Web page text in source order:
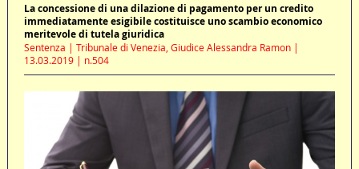
La concessione di una dilazione di pagamento per un credito
immediatamente esigibile costituisce uno scambio economico
meritevole di tutela giuridica
Sentenza | Tribunale di Venezia, Giudice Alessandra Ramon |
13.03.2019 | n.504